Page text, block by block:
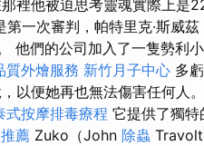
裡他被迫思考靈魂實際上是
第一次審判，帕特里克·斯威
他們的公司加入了一隻勢利
質外燴服務 新竹月子中心 多
以便她再也無法傷害任何人。
式按摩排毒療程 它提供了獨
薦 Zuko（John 除蟲